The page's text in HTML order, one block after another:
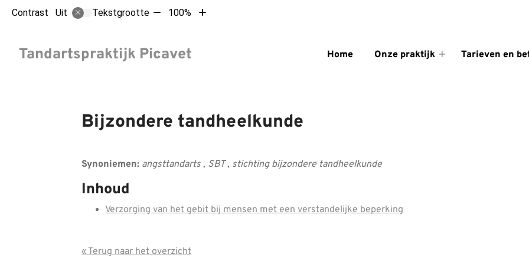
Contrast Uit Tekstgrootte Tekst
10%
100%
Tekst
Tandartspraktijk Picavet Home
Onze praktijk
Tarieven en
Bijzondere tandheelkunde
Synoniemen: angsttandarts , SBT, stichting bijzondere tandheelkunde
Inhoud
Verzorging van het gebit bij mensen met een verstandelijke beperking
« Terug naar het overzicht